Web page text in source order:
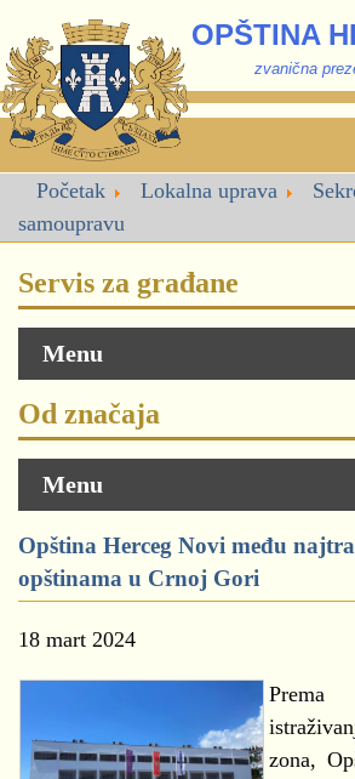
OPŠTINA
zvanična
Početak Lokalna uprava
samoupravu
Servis za građane
Menu
Od značaja
Menu
Opština Herceg Novi među
opštinama u Crnoj Gori
18 mart 2024
zona,